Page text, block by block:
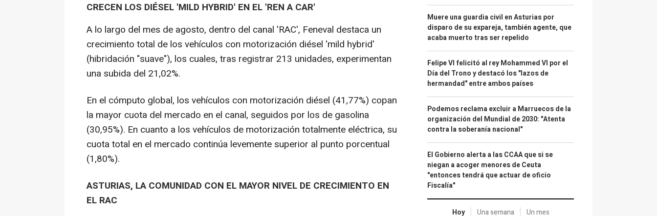
CRECEN LOS DIÉSEL 'MILD HYBRID' EN EL 'REN A CAR'
A lo largo del mes de agosto, dentro del canal 'RAC', Feneval destaca un
crecimiento total de los vehículos con motorización diésel 'mild hybrid'
(hibridación "suave"), los cuales, tras registrar 213 unidades, experimentan
una subida del 21,02%.
En el cómputo global, los vehículos con motorización diésel (41,77%) copan
la mayor cuota del mercado en el canal, seguidos por los de gasolina
(30,95%). En cuanto a los vehículos de motorización totalmente eléctrica, su
cuota total en el mercado continúa levemente superior al punto porcentual
(1,80%).
ASTURIAS, LA COMUNIDAD CON EL MAYOR NIVEL DE CRECIMIENTO EN
EL RAC
Muere una guardia civil en Asturias por
disparo de su expareja, también agente, que
acaba muerto tras ser repelido
Felipe VI felicitó al rey Mohammed VI por el
Día del Trono y destacó los "lazos de
hermandad" entre ambos países
Podemos reclama excluir a Marruecos de la
organización del Mundial de 2030: "Atenta
contra la soberanía nacional"
El Gobierno alerta a las CCAA que si se
niegan a acoger menores de Ceuta
"entonces tendrá que actuar de oficio
Fiscalía"
Hoy Una semana Un mes